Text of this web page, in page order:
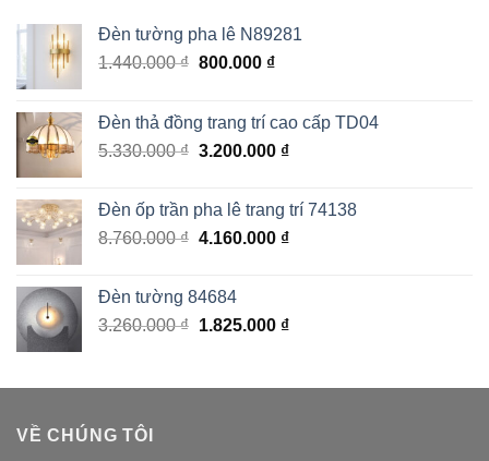
Đèn tường pha lê N89281
1.440.000₫ Giá
1.440.000 ₫.
800.000 ₫Giá
là:
800.000 ₫.
Đèn thả đồng trang trí cao cấp TD04
5.330.000₫ Giá
5.330.000 ₫.
3.200.000 ₫Giá
là:
3.200.000 ₫.
Đèn ốp trần pha lê trang trí 74138
8.760.000₫ Giá
8.760.000 ₫.
4.160.000 ₫Giá
4.160.000 ₫.
Đèn tường 84684
3.260.000₫ Giá
3.260.000 ₫.
1.825.000 ₫Giá
là:
VỀ CHÚNG TÔI